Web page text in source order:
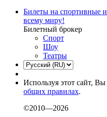
Билеты на спортивные
всему миру!
Билетный брокер
Спорт
Шоу
Театры
Используя этот сайт, Вы
общих правилах.
©2010—2026